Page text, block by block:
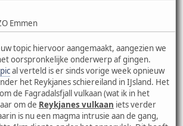
Emmen
topic hiervoor aangemaakt, aangezien we
oorspronkelijke onderwerp af gingen.
al verteld is er sinds vorige week opnieuw
het Reykjanes schiereiland in IJsland. Het
de Fagradalsfjall vulkaan (wat ik in het
om de Reykjanes vulkaan iets verder
is nu een magma intrusie aan de gang,